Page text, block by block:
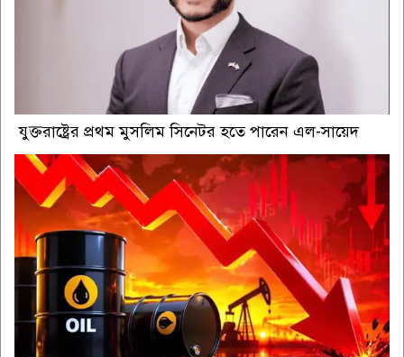
যুক্তরাষ্ট্রের প্রথম মুসলিম সিনেটর হতে পারেন এল-সায়েদ